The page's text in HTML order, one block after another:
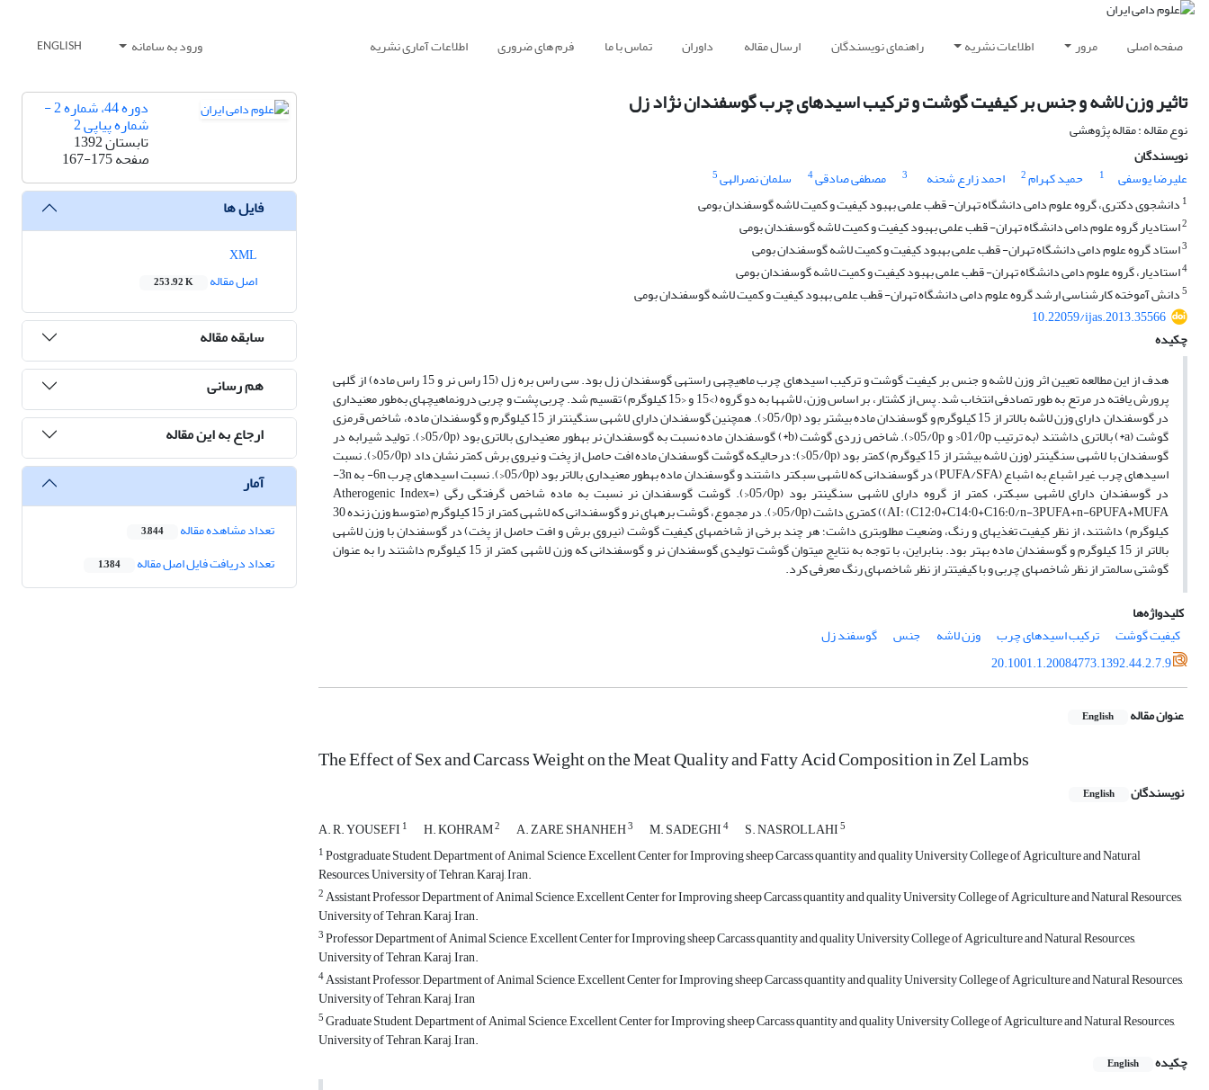
صفحه اصلی مرور اطلاعات نشریه راهنمای نویسندگان ارسال مقاله داوران تماس با ما فرم های ضروری اطلاعات آماری نشریه ورود به سامانه ENGLISH
تاثیر وزن لاشه و جنس بر کیفیت گوشت و ترکیب اسیدهای چرب گوسفندان نژاد زل
نوع مقاله : مقاله پژوهشی
نویسندگان
علیرضا یوسفی
1 حمید کهرام2 احمد زارع شحنه 3 مصطفی صادقی4 سلمان نصرالهی5
1 دانشجوی دکتری، گروه علوم دامی دانشگاه تهران- قطب علمی بهبود کیفیت و کمیت لاشه گوسفندان بومی
2استادیار گروه علوم دامی دانشگاه تهران- قطب علمی بهبود کیفیت و کمیت لاشه گوسفندان بومی
3استاد گروه علوم دامی دانشگاه تهران- قطب علمی بهبود کیفیت و کمیت لاشه گوسفندان بومی
4استادیار، گروه علوم دامی دانشگاه تهران- قطب علمی بهبود کیفیت و کمیت لاشه گوسفندان بومی
5دانش آموخته کارشناسی ارشد گروه علوم دامی دانشگاه تهران- قطب علمی بهبود کیفیت و کمیت لاشه گوسفندان بومی
10.22059/ijas.2013.35566
چکیده
هدف از این مطالعه­ تعیین اثر وزن لاشه و جنس بر کیفیت گوشت و ترکیب اسیدهای چرب ماهیچه­ی راسته­ی گوسفندان زل بود. سی راس بره زل (15 راس نر و 15 راس ماده) از گله­ی
پرورش یافته در مرتع به طور تصادفی انتخاب شد. پس از کشتار، بر اساس وزن، لاشه­­ها به دو گروه (>15 و <15 کیلوگرم) تقسیم شد. چربی پشت و چربی درون­ماهیچه­ای به‌طور معنی­داری
در گوسفندان دارای وزن لاشه بالاتر از 15 کیلوگرم و گوسفندان ماده­ بیشتر بود (05/0p<). همچنین گوسفندان دارای لاشه­ی سنگین­تر از 15 کیلوگرم و گوسفندان ماده، شاخص قرمزی
گوشت (a*) بالاتری داشتند (به ترتیب 01/0p< و 05/0p<). شاخص زردی گوشت (b*) گوسفندان ماده نسبت به گوسفندان نر به­طور معنی­داری بالاتری بود (05/0p<). تولید شیرابه در
گوسفندان با لاشه­ی سنگین­تر (وزن لاشه بیشتر از 15 کیوگرم) کم­تر بود (05/0p<)؛ درحالی­که گوشت گوسفندان ماده افت حاصل از پخت و نیروی برش کم­تر نشان داد (05/0p<). نسبت
اسیدهای چرب غیر اشباع به اشباع (PUFA/SFA) در گوسفندانی که لاشه­ی سبک­تر داشتند و گوسفندان ماده به­طور معنی­داری بالاتر بود (05/0p<). نسبت اسیدهای چرب 6n- به 3n-
در گوسفندان دارای لاشه­ی سبک­تر، کم­تر از گروه دارای لاشه­ی سنگین­تر بود (05/0p<). گوشت گوسفندان نر نسبت به ماده شاخص گرفتگی رگی (Atherogenic Index=
C12:0+C14:0+C16:0/n-3PUFA+n-6PUFA+MUFA) :AI)) کم­تری داشت (05/0p<). در مجموع، گوشت بره­های نر و گوسفندانی که لاشه­ی کم­تر از 15 کیلوگرم (متوسط وزن زنده 30
کیلوگرم) داشتند، از نظر کیفیت تغذیه­ای و رنگ، وضعیت مطلوب­تری داشت؛ هر چند برخی از شاخص­های کیفیت گوشت (نیروی برش و افت حاصل از پخت) در گوسفندان با وزن لاشه­ی
بالاتر از 15 کیلوگرم و گوسفندان ماده بهتر بود. بنابراین، با توجه به نتایج می­توان گوشت تولیدی گوسفندان نر و گوسفندانی که وزن لاشه­ی کمتر از 15 کیلوگرم داشتند را به عنوان
گوشتی سالم­تر از نظر شاخص­های چربی و با کیفیت­تر از نظر شاخص­های رنگ معرفی کرد.
کلیدواژه‌ها
کیفیت گوشت
ترکیب اسیدهای چرب وزن لاشه جنس
گوسفند زل
20.1001.1.20084773.1392.44.2.7.9
عنوان مقاله English
The Effect of Sex and Carcass Weight on the Meat Quality and Fatty Acid Composition in Zel Lambs
نویسندگان English
A. R. YOUSEFI 1 H. KOHRAM2 A. ZARE SHANHEH3 M. SADEGHI4 S. NASROLLAHI5
1Postgraduate Student, Department of Animal Science, Excellent Center for Improving sheep Carcass quantity and quality University College of Agriculture and Natural
Resources, University of Tehran, Karaj, Iran.
2Assistant Professor Department of Animal Science, Excellent Center for Improving sheep Carcass quantity and quality University College of Agriculture and Natural Resources,
University of Tehran, Karaj, Iran.
3Professor Department of Animal Science, Excellent Center for Improving sheep Carcass quantity and quality University College of Agriculture and Natural Resources,
University of Tehran, Karaj, Iran.
4Assistant Professor, Department of Animal Science, Excellent Center for Improving sheep Carcass quantity and quality University College of Agriculture and Natural Resources,
University of Tehran, Karaj, Iran
5Graduate Student, Department of Animal Science, Excellent Center for Improving sheep Carcass quantity and quality University College of Agriculture and Natural Resources,
University of Tehran, Karaj, Iran.
چکیده
English
دوره 44، شماره 2 -
شماره پیاپی 2
تابستان 1392
صفحه167-175
فایل ها
اصل مقاله
253.92 K
سابقه مقاله
هم رسانی
ارجاع به این مقاله
آمار
تعداد مشاهده مقاله 3,844
تعداد دریافت فایل اصل مقاله 1,384